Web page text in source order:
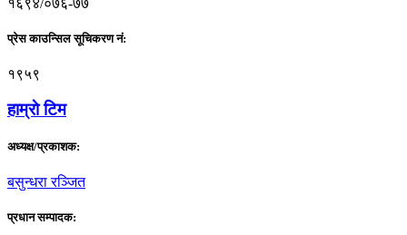
प्रेस काउन्सिल सूचिकरण नं:
१९५९
हाम्राे टिम
अध्यक्ष/प्रकाशक:
बसुन्धरा रञ्जित
प्रधान सम्पादक: